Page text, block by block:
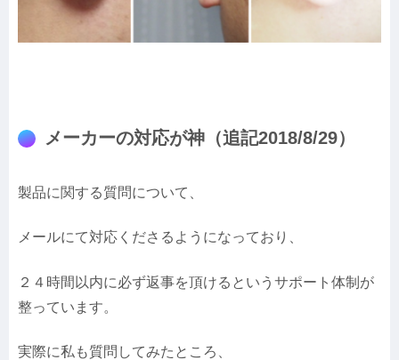
メーカーの対応が神（追記2018/8/29）
製品に関する質問について、
メールにて対応くださるようになっており、
２４時間以内に必ず返事を頂けるというサポート体制が
整っています。
実際に私も質問してみたところ、